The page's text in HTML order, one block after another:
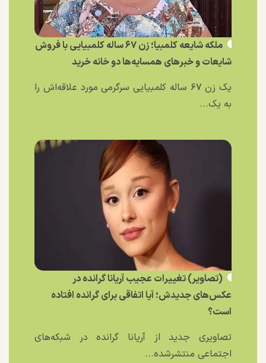
ملکه شایعه کلمبیا؛ زن ۶۷ ساله کلمبیایی با فروش
شایعات و خبر‌های همسایه‌ها دو خانه خرید
یک زن ۶۷ ساله کلمبیایی سرگرمی مورد علاقه‌اش را
به یک...
(تصاویر) تغییرات عجیب آریانا گرانده در
عکس‌های جدیدش؛ آیا اتفاقی برای گرانده افتاده
است؟
تصاویری جدید از آریانا گرانده در شبکه‌های
اجتماعی منتشرشده...